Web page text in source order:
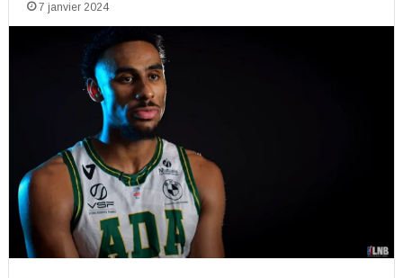
7 janvier 2024